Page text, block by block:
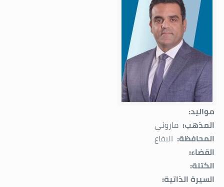
مواليد:
المذهب: ماروني
المحافظة: البقاع
القضاء:
الكتلة:
السيرة الذاتية: